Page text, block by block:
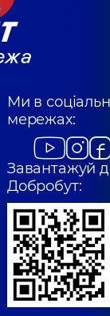
Ми в
мережах:
Завантажуй
Добробут: